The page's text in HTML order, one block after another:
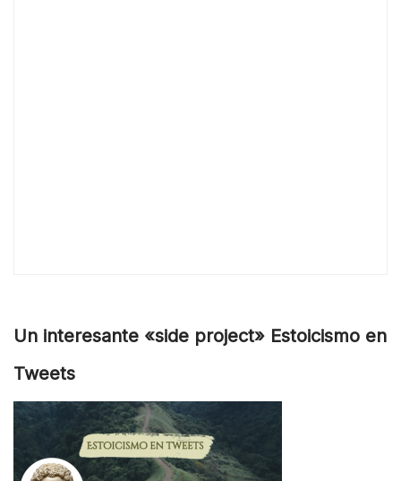
Un interesante «side project» Estoicismo en
Tweets